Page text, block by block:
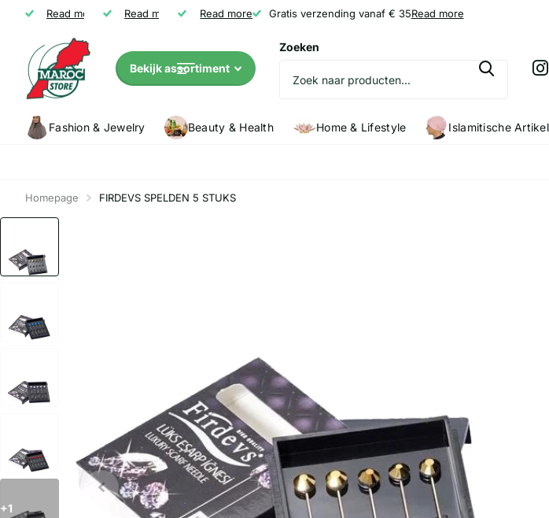
Gratis verzending vanaf € 35
Read more Niet tevreden? Geld terug
Read more Klanten (5147) geven Marocstore een 9.2 /10
Read more 9.2
Gratis verzending vanaf € 35Read more
Bekijk assortiment
Zoeken
Fashion & Jewelry Beauty & Health Home & Lifestyle Islamitische
Homepage FIRDEVS SPELDEN 5 STUKS
+1